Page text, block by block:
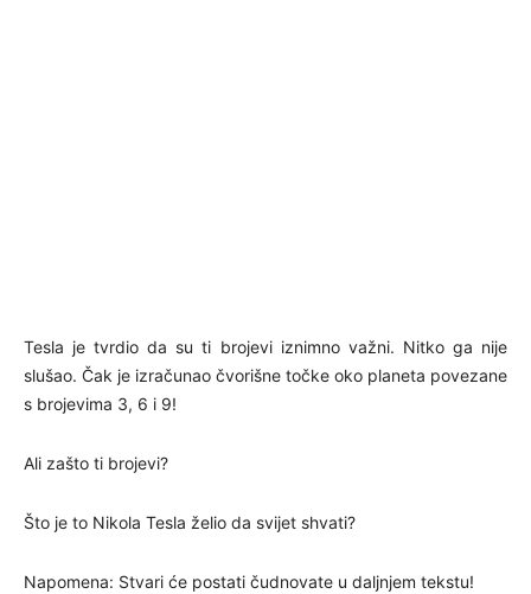
Tesla je tvrdio da su ti brojevi iznimno važni. Nitko ga nije
slušao. Čak je izračunao čvorišne točke oko planeta povezane
s brojevima 3, 6 i 9!
Ali zašto ti brojevi?
Što je to Nikola Tesla želio da svijet shvati?
Napomena: Stvari će postati čudnovate u daljnjem tekstu!